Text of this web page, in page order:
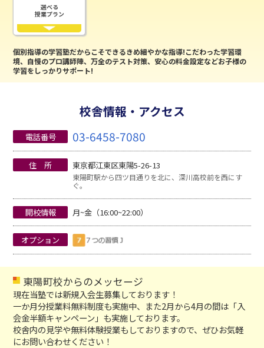
選べる
授業プラン
個別指導の学習塾だからこそできるきめ細やかな指導!こだわった学習環
境、自慢のプロ講師陣、万全のテスト対策、安心の料金設定などお子様の
学習をしっかりサポート!
校舎情報・アクセス
電話番号 03-6458-7080
住 所 東京都江東区東陽5-26-13
東陽町駅から四ツ目通りを北に、深川高校前を西にす
ぐ。
開校情報 月~金（16:00~22:00）
オプション
東陽町校からのメッセージ
現在当塾では新規入会生募集しております！
一か月分授業料無料制度も実施中、また2月から4月の間は「入
会金半額キャンペーン」も実施しております。
校舎内の見学や無料体験授業もしておりますので、ぜひお気軽
にお問い合わせください！